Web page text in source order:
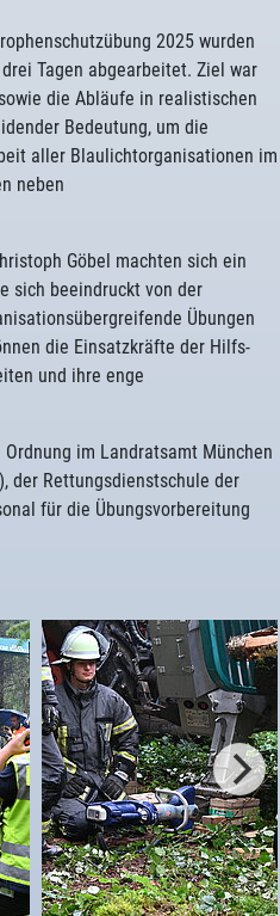
2025 wurden
Tagen abgearbeitet. Ziel war
die Abläufe in realistischen
Bedeutung, um die
aller Blaulichtorganisationen im
neben
Göbel machten sich ein
sich beeindruckt von der
Übungen
die Einsatzkräfte der Hilfs-
und ihre enge
im Landratsamt München
der Rettungsdienstschule der
für die Übungsvorbereitung